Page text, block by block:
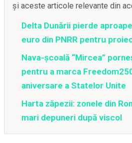
și aceste articole relevante din
Delta Dunării pierde
euro din PNRR pentru
Nava-școală “Mircea”
pentru a marca
aniversare a Statelor Unite
Harta zăpezii: zonele din
mari depuneri după viscol